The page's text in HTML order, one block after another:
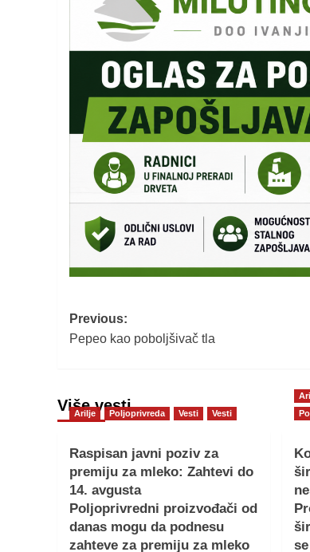
Post
navigation
Previous:
Pepeo kao poboljšivač tla
Više vesti
Arilje Poljoprivreda Vesti Vesti
Raspisan javni poziv za
premiju za mleko: Zahtevi do
14. avgusta
Poljoprivredni proizvođači od
danas mogu da podnesu
zahteve za premiju za mleko